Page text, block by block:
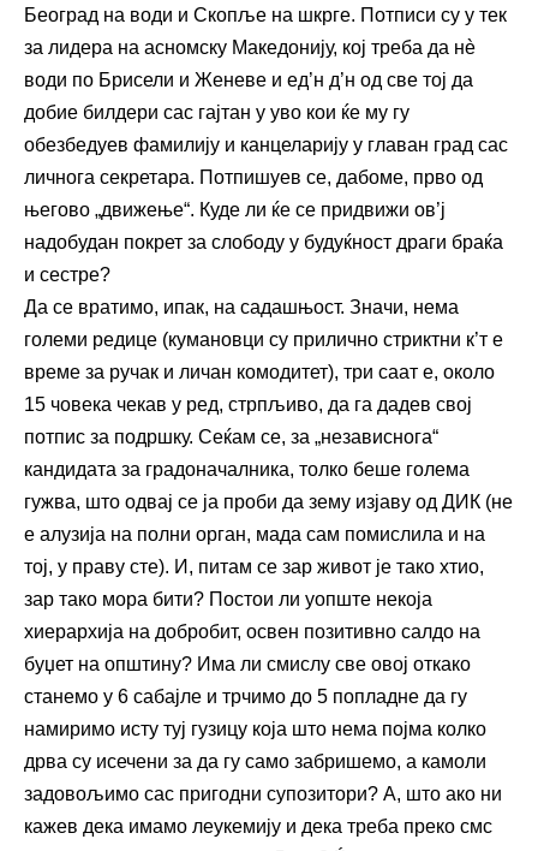
Београд на води и Скопље на шкрге. Потписи су у тек
за лидера на асномску Македонију, кој треба да нè
води по Брисели и Женеве и ед’н д’н од све тој да
добие билдери сас гајтан у уво кои ќе му гу
обезбедуев фамилију и канцеларију у главан град сас
личнога секретара. Потпишуев се, дабоме, прво од
његово „движење“. Куде ли ќе се придвижи ов’ј
надобудан покрет за слободу у будуќност драги браќа
и сестре?
Да се вратимо, ипак, на садашњост. Значи, нема
големи редице (кумановци су прилично стриктни к’т е
време за ручак и личан комодитет), три саат е, около
15 човека чекав у ред, стрпљиво, да га дадев свој
потпис за подршку. Сеќам се, за „независнога“
кандидата за градоначалника, толко беше голема
гужва, што одвај се ја проби да зему изјаву од ДИК (не
е алузија на полни орган, мада сам помислила и на
тој, у праву сте). И, питам се зар живот је тако хтио,
зар тако мора бити? Постои ли уопште некоја
хиерархија на добробит, освен позитивно салдо на
буџет на општину? Има ли смислу све овој откако
станемо у 6 сабајле и трчимо до 5 попладне да гу
намиримо исту туј гузицу која што нема појма колко
дрва су исечени за да гу само забришемо, а камоли
задовољимо сас пригодни супозитори? А, што ако ни
кажев дека имамо леукемију и дека треба преко смс